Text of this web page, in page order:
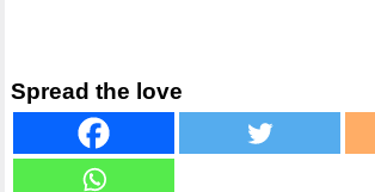
Spread the love